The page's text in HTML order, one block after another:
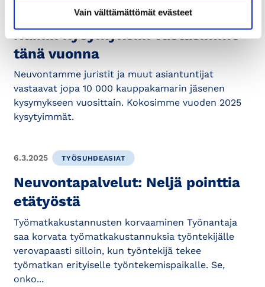
Vain välttämättömät evästeet
LIIKE-ELÄMÄ
Näihin kysymyksiin vastasimme
tänä vuonna
Neuvontamme juristit ja muut asiantuntijat
vastaavat jopa 10 000 kauppakamarin jäsenen
kysymykseen vuosittain. Kokosimme vuoden 2025
kysytyimmät.
6.3.2025 TYÖSUHDEASIAT
Neuvontapalvelut: Neljä pointtia
etätyöstä
Työmatkakustannusten korvaaminen Työnantaja
saa korvata työmatkakustannuksia työntekijälle
verovapaasti silloin, kun työntekijä tekee
työmatkan erityiselle työntekemispaikalle. Se,
onko...